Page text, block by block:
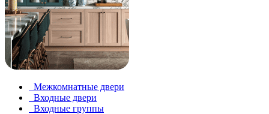
Межкомнатные двери
Входные двери
Входные группы